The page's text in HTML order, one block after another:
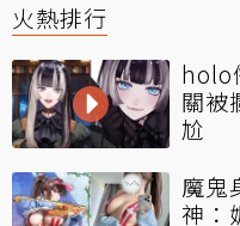
火熱排行
holo
關被
尬
魔鬼
神：